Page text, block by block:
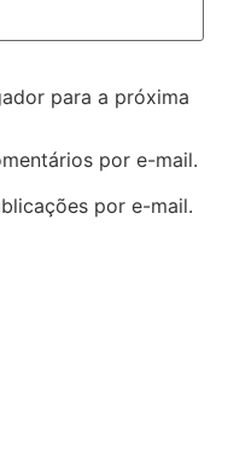
para a próxima
por e-mail.
por e-mail.